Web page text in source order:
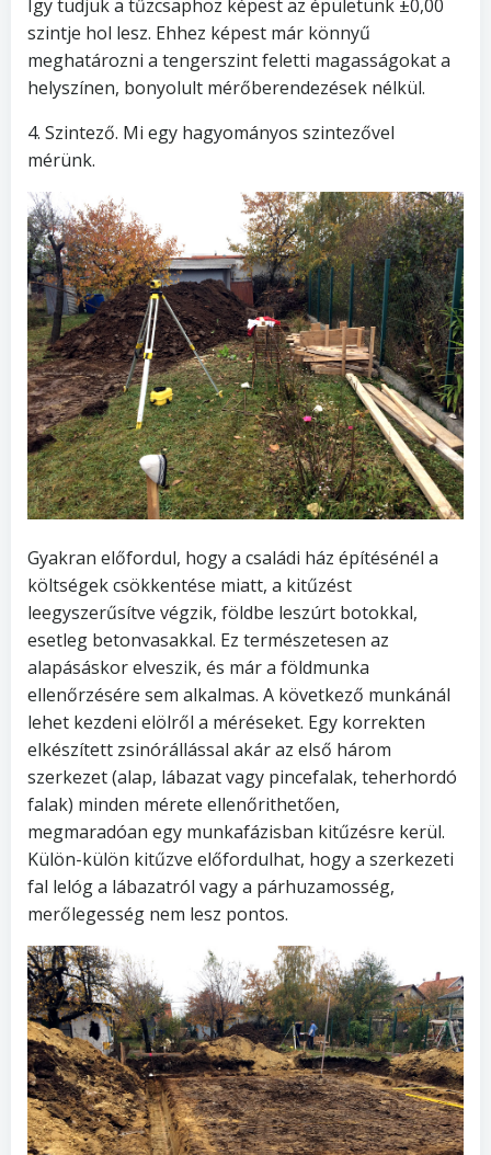
Így tudjuk a tűzcsaphoz képest az épületünk ±0,00
szintje hol lesz. Ehhez képest már könnyű
meghatározni a tengerszint feletti magasságokat a
helyszínen, bonyolult mérőberendezések nélkül.
4. Szintező. Mi egy hagyományos szintezővel
mérünk.
Gyakran előfordul, hogy a családi ház építésénél a
költségek csökkentése miatt, a kitűzést
leegyszerűsítve végzik, földbe leszúrt botokkal,
esetleg betonvasakkal. Ez természetesen az
alapásáskor elveszik, és már a földmunka
ellenőrzésére sem alkalmas. A következő munkánál
lehet kezdeni elölről a méréseket. Egy korrekten
elkészített zsinórállással akár az első három
szerkezet (alap, lábazat vagy pincefalak, teherhordó
falak) minden mérete ellenőrithetően,
megmaradóan egy munkafázisban kitűzésre kerül.
Külön-külön kitűzve előfordulhat, hogy a szerkezeti
fal lelóg a lábazatról vagy a párhuzamosség,
merőlegesség nem lesz pontos.